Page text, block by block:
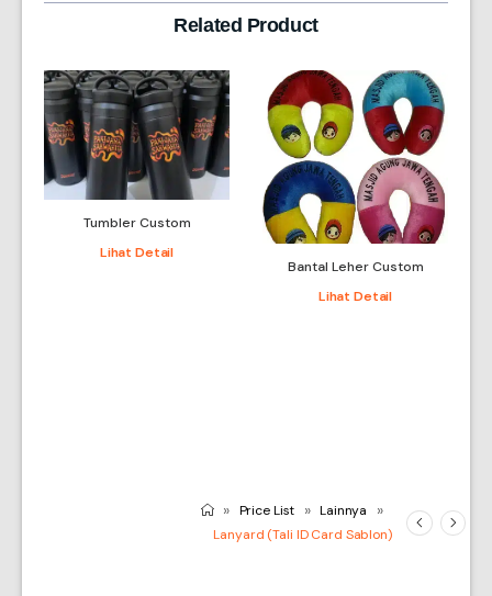
Related Product
Tumbler Custom
Lihat Detail
Bantal Leher Custom
Lihat Detail
» Price List » Lainnya »
Lanyard (Tali ID Card Sablon)